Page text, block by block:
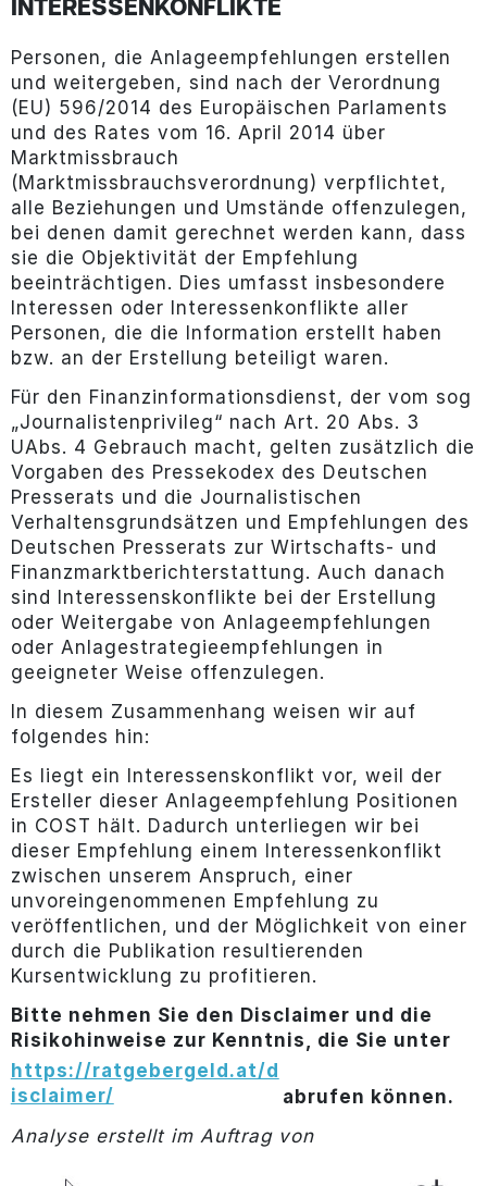
INTERESSENKONFLIKTE
Personen, die Anlageempfehlungen erstellen
und weitergeben, sind nach der Verordnung
(EU) 596/2014 des Europäischen Parlaments
und des Rates vom 16. April 2014 über
Marktmissbrauch
(Marktmissbrauchsverordnung) verpflichtet,
alle Beziehungen und Umstände offenzulegen,
bei denen damit gerechnet werden kann, dass
sie die Objektivität der Empfehlung
beeinträchtigen. Dies umfasst insbesondere
Interessen oder Interessenkonflikte aller
Personen, die die Information erstellt haben
bzw. an der Erstellung beteiligt waren.
Für den Finanzinformationsdienst, der vom sog
„Journalistenprivileg“ nach Art. 20 Abs. 3
UAbs. 4 Gebrauch macht, gelten zusätzlich die
Vorgaben des Pressekodex des Deutschen
Presserats und die Journalistischen
Verhaltensgrundsätzen und Empfehlungen des
Deutschen Presserats zur Wirtschafts- und
Finanzmarktberichterstattung. Auch danach
sind Interessenskonflikte bei der Erstellung
oder Weitergabe von Anlageempfehlungen
oder Anlagestrategieempfehlungen in
geeigneter Weise offenzulegen.
In diesem Zusammenhang weisen wir auf
folgendes hin:
Es liegt ein Interessenskonflikt vor, weil der
Ersteller dieser Anlageempfehlung Positionen
in COST hält. Dadurch unterliegen wir bei
dieser Empfehlung einem Interessenkonflikt
zwischen unserem Anspruch, einer
unvoreingenommenen Empfehlung zu
veröffentlichen, und der Möglichkeit von einer
durch die Publikation resultierenden
Kursentwicklung zu profitieren.
Bitte nehmen Sie den Disclaimer und die
Risikohinweise zur Kenntnis, die Sie unter
https://ratgebergeld.at/d
isclaimer/
abrufen können.
Analyse erstellt im Auftrag von